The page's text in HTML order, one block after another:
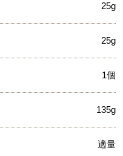
25g
25g
1個
135g
適量